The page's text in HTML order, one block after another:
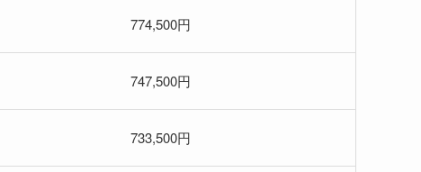
774,500円
747,500円
733,500円